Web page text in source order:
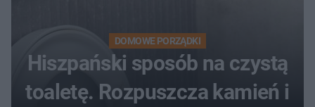
DOMOWE PORZĄDKI
Hiszpański sposób na czystą
toaletę. Rozpuszcza kamień i